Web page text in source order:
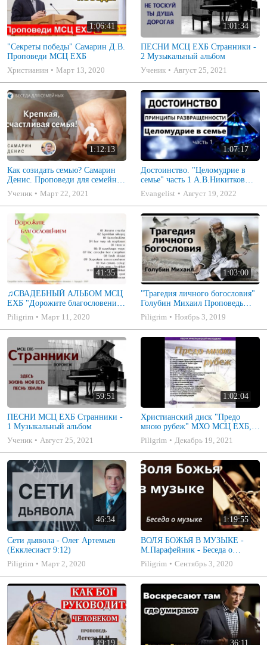
1:06:41
"Секреты победы" Самарин Д.В.
Проповеди МСЦ ЕХБ
Христианин
Март 13, 2020
1:01:34
ПЕСНИ МСЦ ЕХБ Странники -
2 Музыкальный альбом
Ученик
Август 25, 2021
1:12:13
Как созидать семью? Самарин
Денис. Проповеди для семейных
МСЦ ЕХБ
Ученик Март 22, 2021
1:07:17
Достоинство. "Целомудрие в
семье" часть 1 А.В.Никитков
Беседа для семейных МСЦ ЕХБ
Evangelist Август 19, 2022
41:35
♫СВАДЕБНЫЙ АЛЬБОМ МСЦ
ЕХБ "Дорожите благословением
- Христианские песни.
Музыкальный диск. Псалмы
Piligrim Март 11, 2020
1:03:00
"Трагедия личного богословия"
Голубин Михаил Проповедь
2019
Piligrim Ноябрь 3, 2019
59:51
ПЕСНИ МСЦ ЕХБ Странники -
1 Музыкальный альбом
Ученик
Август 25, 2021
1:02:04
Христианский диск "Предо
мною рубеж" МХО МСЦ ЕХБ,
музыкальный альбом, пение,
музыка
Piligrim Декабрь 19, 2021
46:34
Сети дьявола - Олег Артемьев
(Екклесиаст 9:12)
Piligrim
Март 2, 2020
1:19:55
ВОЛЯ БОЖЬЯ В МУЗЫКЕ -
М.Парафейник - Беседа о
музыке 2
Piligrim Сентябрь 3, 2020
49:19 36:11